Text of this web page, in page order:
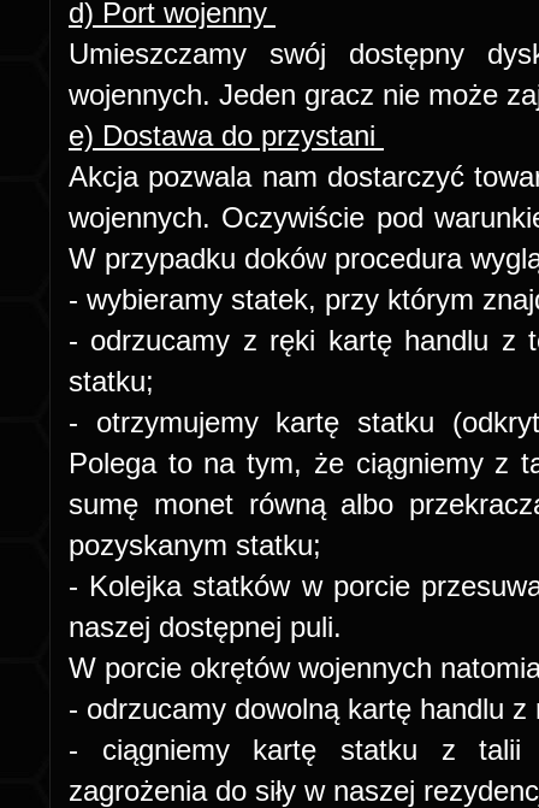
d) Port wojenny
Umieszczamy swój dostępny
wojennych. Jeden gracz nie może
e) Dostawa do przystani
Akcja pozwala nam dostarczyć
wojennych. Oczywiście pod
W przypadku doków procedura
- wybieramy statek, przy którym
- odrzucamy z ręki kartę handlu z
statku;
- otrzymujemy kartę statku
Polega to na tym, że ciągniemy z
sumę monet równą albo
pozyskanym statku;
- Kolejka statków w porcie
naszej dostępnej puli.
W porcie okrętów wojennych
- odrzucamy dowolną kartę handlu
- ciągniemy kartę statku z talii
zagrożenia do siły w naszej